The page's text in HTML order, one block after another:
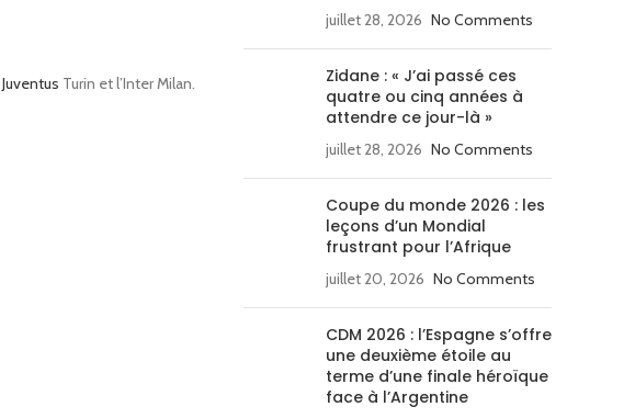
Juventus Turin et l’Inter Milan.
juillet 28, 2026 No Comments
Zidane : « J’ai passé ces
quatre ou cinq années à
attendre ce jour-là »
juillet 28, 2026 No Comments
Coupe du monde 2026 : les
leçons d’un Mondial
frustrant pour l’Afrique
juillet 20, 2026 No Comments
CDM 2026 : l’Espagne s’offre
une deuxième étoile au
terme d’une finale héroïque
face à l’Argentine